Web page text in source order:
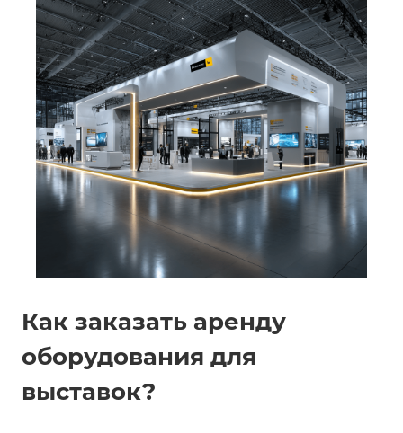
Как заказать аренду
оборудования для
выставок?